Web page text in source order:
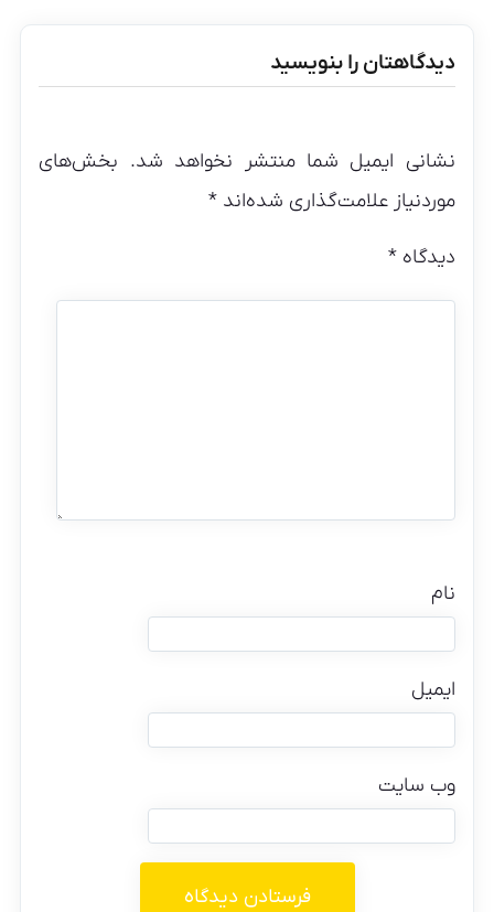
دیدگاهتان را بنویسید
نشانی ایمیل شما منتشر نخواهد شد. بخش‌های
موردنیاز علامت‌گذاری شده‌اند*
دیدگاه*
نام
ایمیل
وب‌ سایت